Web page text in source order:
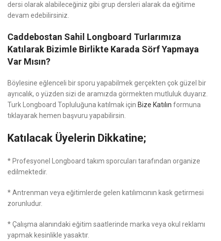
dersi olarak alabileceğiniz gibi grup dersleri alarak da eğitime
devam edebilirsiniz.
Caddebostan Sahil Longboard Turlarımıza
Katılarak Bizimle Birlikte Karada Sörf Yapmaya
Var Mısın?
Böylesine eğlenceli bir sporu yapabilmek gerçekten çok güzel bir
ayrıcalık, o yüzden sizi de aramızda görmekten mutluluk duyarız.
Turk Longboard Topluluğuna katılmak için Bize Katılın formuna
tıklayarak hemen başvuru yapabilirsin.
Katılacak Üyelerin Dikkatine;
* Profesyonel Longboard takım sporcuları tarafından organize
edilmektedir.
* Antrenman veya eğitimlerde gelen katılımcının kask getirmesi
zorunludur.
* Çalışma alanındaki eğitim saatlerinde marka veya okul reklamı
yapmak kesinlikle yasaktır.